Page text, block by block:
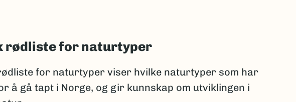
rødliste for naturtyper
for naturtyper viser hvilke naturtyper som har
å gå tapt i Norge, og gir kunnskap om utviklingen i